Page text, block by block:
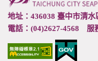
地址：436038 臺中市清水
電話：(04)2627-4568 服